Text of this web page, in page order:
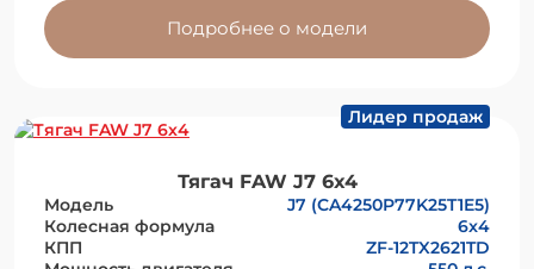
Подробнее о модели
Лидер продаж
Тягач FAW J7 6х4
Модель
J7 (CA4250P77K25T1E5)
Колесная формула
6x4
КПП
ZF-12TX2621TD